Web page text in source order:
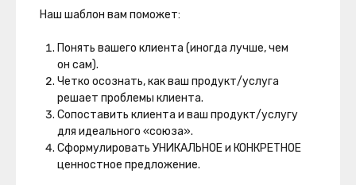
Наш шаблон вам поможет:
Понять вашего клиента (иногда лучше, чем
он сам).
Четко осознать, как ваш продукт/услуга
решает проблемы клиента.
Сопоставить клиента и ваш продукт/услугу
для идеального «союза».
Сформулировать УНИКАЛЬНОЕ и КОНКРЕТНОЕ
ценностное предложение.